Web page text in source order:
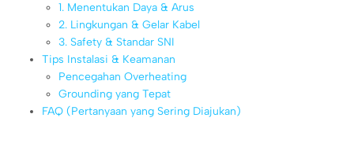
1. Menentukan Daya & Arus
2. Lingkungan & Gelar Kabel
3. Safety & Standar SNI
Tips Instalasi & Keamanan
Pencegahan Overheating
Grounding yang Tepat
FAQ (Pertanyaan yang Sering Diajukan)